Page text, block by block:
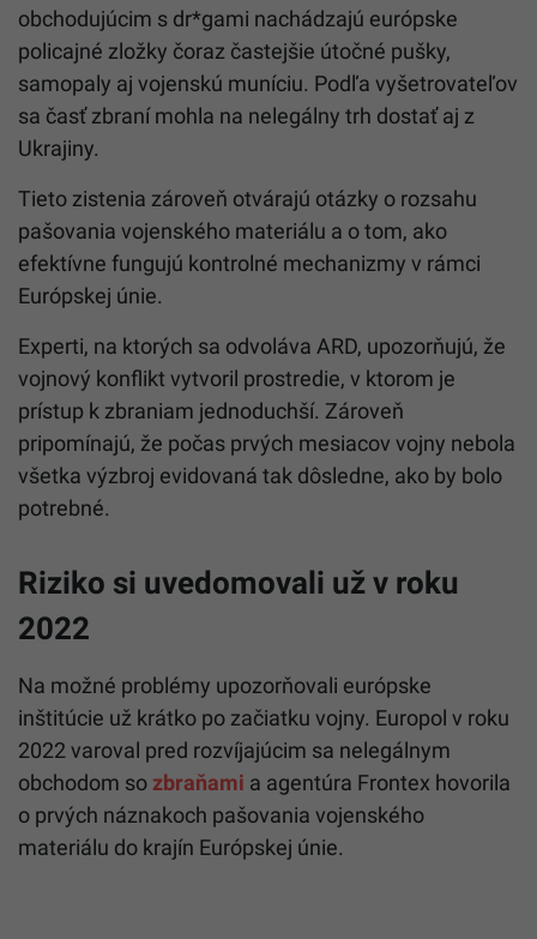
obchodujúcim s dr*gami nachádzajú európske
policajné zložky čoraz častejšie útočné pušky,
samopaly aj vojenskú muníciu. Podľa vyšetrovateľov
sa časť zbraní mohla na nelegálny trh dostať aj z
Ukrajiny.
Tieto zistenia zároveň otvárajú otázky o rozsahu
pašovania vojenského materiálu a o tom, ako
efektívne fungujú kontrolné mechanizmy v rámci
Európskej únie.
Experti, na ktorých sa odvoláva ARD, upozorňujú, že
vojnový konflikt vytvoril prostredie, v ktorom je
prístup k zbraniam jednoduchší. Zároveň
pripomínajú, že počas prvých mesiacov vojny nebola
všetka výzbroj evidovaná tak dôsledne, ako by bolo
potrebné.
Riziko si uvedomovali už v roku
2022
Na možné problémy upozorňovali európske
inštitúcie už krátko po začiatku vojny. Europol v roku
2022 varoval pred rozvíjajúcim sa nelegálnym
obchodom so zbraňami a agentúra Frontex hovorila
o prvých náznakoch pašovania vojenského
materiálu do krajín Európskej únie.